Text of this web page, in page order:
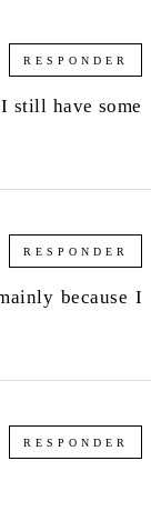
RESPONDER
still have some
RESPONDER
because I
RESPONDER